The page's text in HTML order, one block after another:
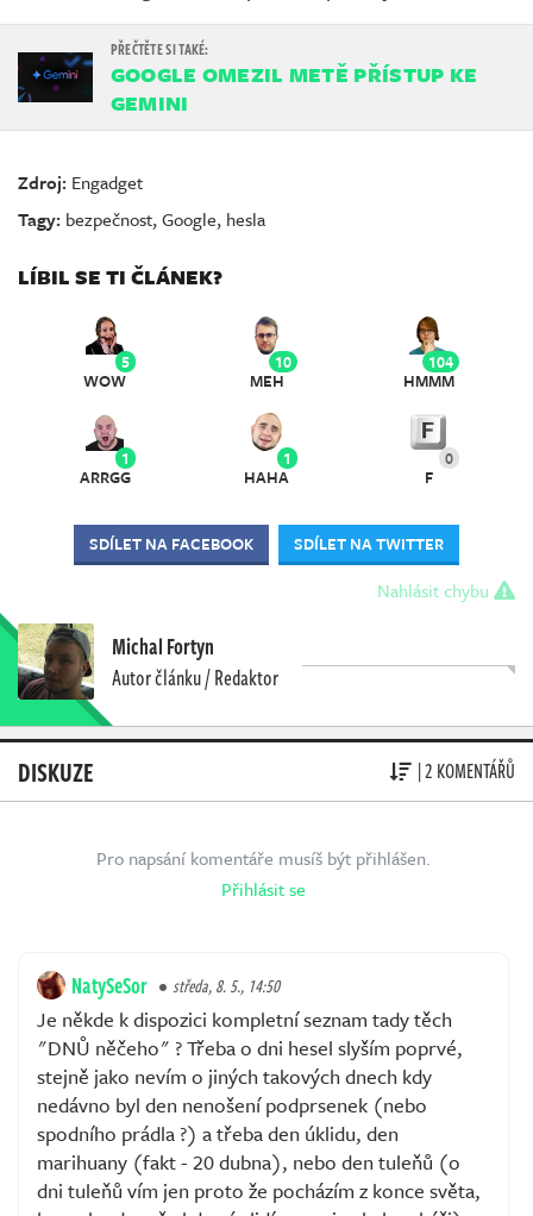
GOOGLE OMEZIL METĚ PŘÍSTUP KE
GEMINI
Zdroj: Engadget
Tagy: bezpečnost,Google, hesla
LÍBIL SE TI ČLÁNEK?
5
WOW
10
MEH
104
HMMM
1
ARRGG
1
HAHA
0
F
SDÍLET NA FACEBOOK SDÍLET NA TWITTER
Nahlásit chybu
Michal Fortyn
Autor článku / Redaktor
DISKUZE | 2 KOMENTÁŘŮ
Pro napsání komentáře musíš být přihlášen.
Přihlásit se
NatySeSor středa, 8. 5., 14:50
Je někde k dispozici kompletní seznam tady těch
"DNŮ něčeho" ? Třeba o dni hesel slyším poprvé,
stejně jako nevím o jiných takových dnech kdy
nedávno byl den nenošení podprsenek (nebo
spodního prádla ?) a třeba den úklidu, den
marihuany (fakt - 20 dubna), nebo den tuleňů (o
dni tuleňů vím jen proto že pocházím z konce světa,